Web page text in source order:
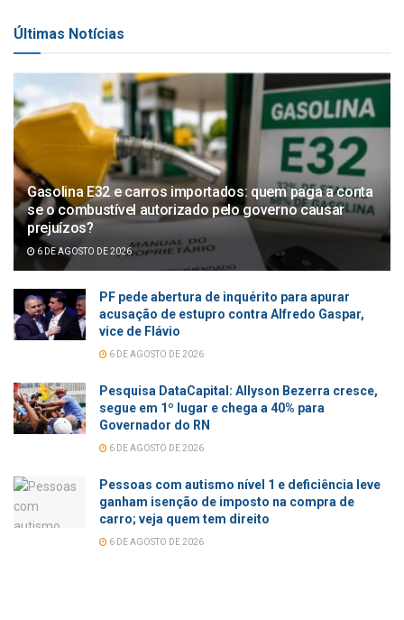
Últimas Notícias
Gasolina E32 e carros importados: quem paga a conta
se o combustível autorizado pelo governo causar
prejuízos?
6 DE AGOSTO DE 2026
PF pede abertura de inquérito para apurar
acusação de estupro contra Alfredo Gaspar,
vice de Flávio
6 DE AGOSTO DE 2026
Pesquisa DataCapital: Allyson Bezerra cresce,
segue em 1º lugar e chega a 40% para
Governador do RN
6 DE AGOSTO DE 2026
Pessoas com autismo nível 1 e deficiência leve
ganham isenção de imposto na compra de
carro; veja quem tem direito
6 DE AGOSTO DE 2026